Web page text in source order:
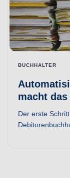
BUCHHALTER
macht
Der erste